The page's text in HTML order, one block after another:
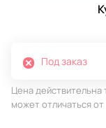
Под заказ
Цена действительна
может отличаться